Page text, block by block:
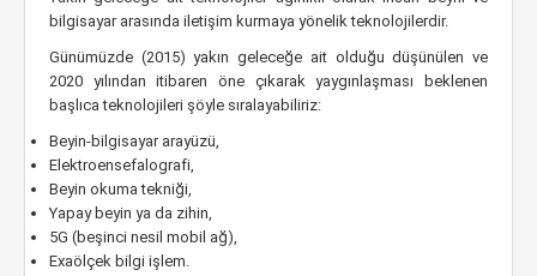
bilgisayar arasında iletişim kurmaya yönelik teknolojilerdir.
Günümüzde (2015) yakın geleceğe ait olduğu düşünülen ve
2020 yılından itibaren öne çıkarak yaygınlaşması beklenen
başlıca teknolojileri şöyle sıralayabiliriz:
Beyin-bilgisayar arayüzü,
Elektroensefalografi,
Beyin okuma tekniği,
Yapay beyin ya da zihin,
5G (beşinci nesil mobil ağ),
Exaölçek bilgi işlem.